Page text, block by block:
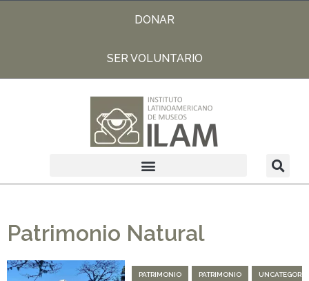
DONAR
SER VOLUNTARIO
Patrimonio Natural
PATRIMONIO
PATRIMONIO